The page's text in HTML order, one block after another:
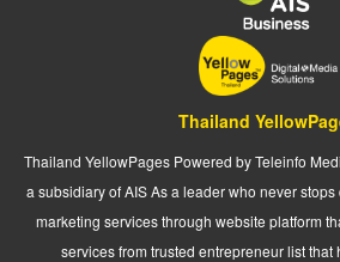
Thailand
Thailand YellowPages Powered by Teleinfo
a subsidiary of AIS As a leader who never
marketing services through website platform
services from trusted entrepreneur list that